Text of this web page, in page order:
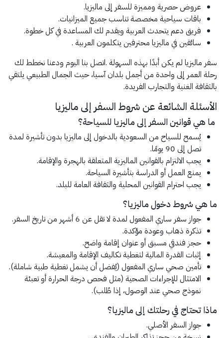
عروض حصرية ومميزة للسفر إلى ماليزيا.
باقات سياحية مخصصة تناسب جميع الميزانيات.
فريق دعم يتحدث العربية ويقدم لك المساعدة في كل خطوة.
سائقين في ماليزيا محترفين يتكلمون العربية .
سفر ماليزيا لم يكن أبدًا بهذه السهولة .اتصل بنا اليوم ودعنا نخطط لك
رحلة العمر إلى واحدة من أجمل بلدان آسيا، حيث الجمال الطبيعي يلتقي
بالثقافة الغنية والتجارب الفريدة.
الأسئلة الشائعة عن شروط السفر إلى ماليزيا
ما هي قوانين السفر إلى ماليزيا للسياحة؟
يُسمح للسياح من السعودية بالدخول إلى ماليزيا بدون تأشيرة لمدة
تصل إلى 90 يومًا.
يجب الالتزام بالقوانين الماليزية المتعلقة بالهجرة والإقامة.
يمنع العمل أو الدراسة بتأشيرة السياحة.
يجب احترام القوانين المحلية والثقافة العامة للبلد.
ما هي شروط دخول ماليزيا؟
جواز سفر ساري المفعول لمدة لا تقل عن 6 أشهر من تاريخ السفر.
تذكرة ذهاب وعودة مؤكدة.
حجز فندقي مسبق أو عنوان إقامة واضح.
إثبات القدرة المالية لتغطية تكاليف الإقامة والمعيشة.
تأمين صحي ساري المفعول (يُفضل أن يشمل تغطية طبية شاملة).
الامتثال للإجراءات الصحية (مثل فحص درجة الحرارة أو تعبئة
نموذج صحي عند الوصول، إذا طُلب).
ماذا تحتاج في رحلتك إلى ماليزيا؟
جواز السفر الأصلي.